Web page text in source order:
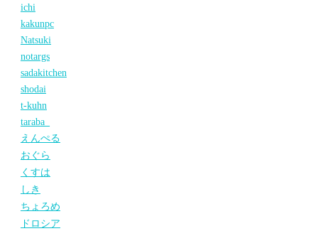
ichi
kakunpc
Natsuki
notargs
sadakitchen
shodai
t-kuhn
taraba_
えんぺる
おぐら
くすは
しき
ちょろめ
ドロシア